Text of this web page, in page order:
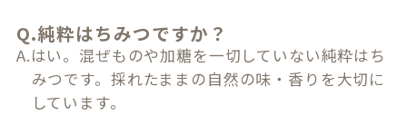
Q.純粋はちみつですか？
A.はい。混ぜものや加糖を一切していない純粋はち
みつです。採れたままの自然の味・香りを大切に
しています。